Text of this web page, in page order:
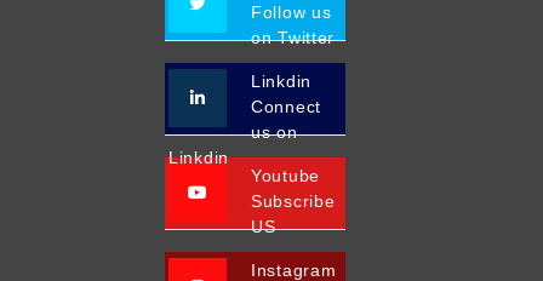
Follow us
on Twitter
Linkdin
Connect
us on
Linkdin
Youtube
Subscribe
US
Instagram